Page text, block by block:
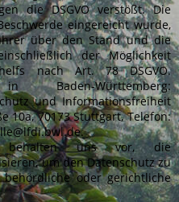
die DSGVO verstößt. Die
eingereicht wurde,
über den Stand und die
der Möglichkeit
nach Art. 78 DSGVO.
Baden-Württemberg:
und Informationsfreiheit
10a, 70173 Stuttgart, Telefon:
uns vor, die
um den Datenschutz zu
oder gerichtliche